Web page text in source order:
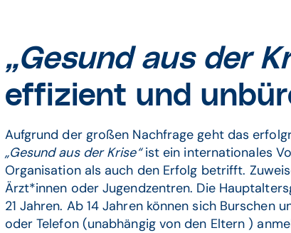
„Gesund aus der
effizient und
Aufgrund der großen Nachfrage geht das
„Gesund aus der Krise“ist ein internationales
Organisation als auch den Erfolg betrifft.
Ärzt*innen oder Jugendzentren. Die
21 Jahren. Ab 14 Jahren können sich Burschen
oder Telefon (unabhängig von den Eltern )